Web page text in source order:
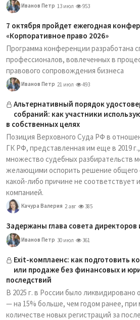
Иванов Петр 13 июл 953
7 октября пройдет ежегодная
«Корпоративное право 2026»
Программа конференции разработана
профессионалов, вовлеченных в
правового сопровождения бизнеса
Иванов Петр 21 июл 493
Альтернативный порядок
собраний: как участники
в собственных целях
Позиция Верховного Суда РФ в
ГК РФ, представленная им еще в 2019
множество судебных разбирательств
желающими оспорить решение общего
какой-либо причине не соответствует
компанией.
Качура Валерия 2 авг 385
Задержаны глава совета
Иванов Петр 30 июл 361
Exit-комплаенс: как подготовить
или продаже без финансовых и
последствий
В 2025 г. в России было ликвидировано
— на 15% больше, чем годом ранее, при
количестве новых регистраций за